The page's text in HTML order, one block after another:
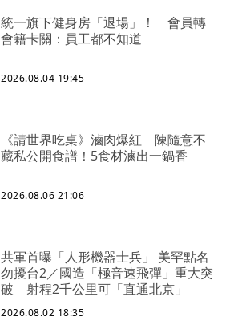
統一旗下健身房「退場」！ 會員轉
會籍卡關：員工都不知道
2026.08.04 19:45
《請世界吃桌》滷肉爆紅 陳隨意不
藏私公開食譜！5食材滷出一鍋香
2026.08.06 21:06
共軍首曝「人形機器士兵」 美罕點名
勿擾台2／國造「極音速飛彈」重大突
破 射程2千公里可「直通北京」
2026.08.02 18:35